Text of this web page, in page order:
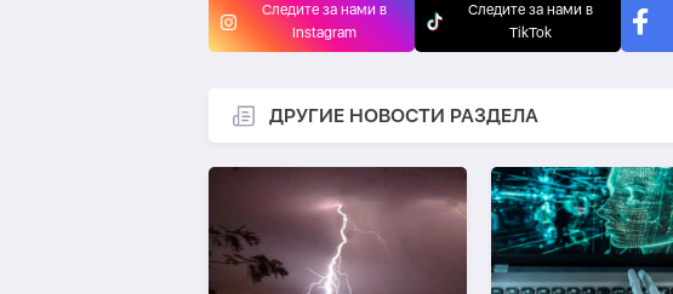
Следите за нами в
Instagram
Следите за нами в
TikTok
ДРУГИЕ НОВОСТИ РАЗДЕЛА